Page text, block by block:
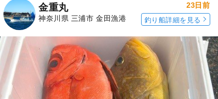
金重丸
神奈川県 三浦市 金田漁港
23日前
釣り船詳細を見る